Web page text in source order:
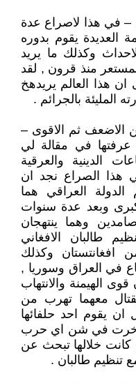
– في هذا لاصراع عدة
العديدة يقوم بدوره
وكذلك ما يريد
منذ قرون , لقد
ان هذا العالم يريدهخ
المليئة بالجرائم .
الاضعف ثم الاقوى –
في مقالة لي
الدينية والعرقية
هذا الصراع نجد ان
الدولة العراقي هما
وبعد عدة سنوات
وهما ينتهجان
طالبان الافغاني
وكذلك
في العراق وسوريا ,
الهيمنة والانتهاب
معهما تهرب من
ان يقوم احد حلفائها
تاخرت في شن اي حرب
كانت خلالها تبحث عن
تنظيم طالبان .